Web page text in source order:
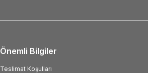
Önemli Bilgiler
Teslimat Koşulları